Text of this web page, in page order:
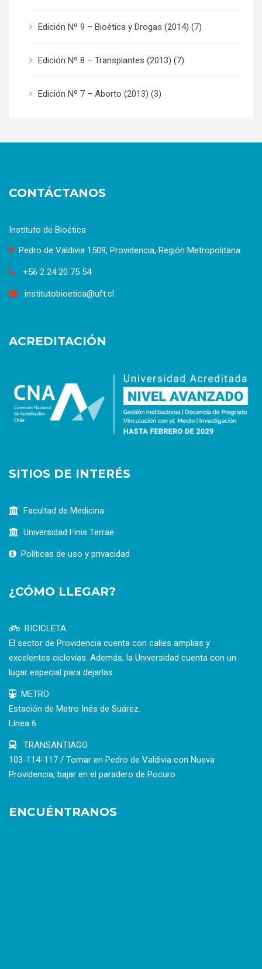
Edición Nº 9 – Bioética y Drogas (2014) (7)
Edición Nº 8 – Transplantes (2013) (7)
Edición Nº 7 – Aborto (2013) (3)
CONTÁCTANOS
Instituto de Bioética
Pedro de Valdivia 1509, Providencia, Región Metropolitana
+56 2 24 20 75 54
institutobioetica@uft.cl
ACREDITACIÓN
SITIOS DE INTERÉS
Facultad de Medicina
Universidad Finis Terrae
Políticas de uso y privacidad
¿CÓMO LLEGAR?
BICICLETA
El sector de Providencia cuenta con calles amplias y
excelentes ciclovías. Además, la Universidad cuenta con un
lugar especial para dejarlas.
METRO
Estación de Metro Inés de Suárez.
Línea 6.
TRANSANTIAGO
103-114-117 / Tomar en Pedro de Valdivia con Nueva
Providencia, bajar en el paradero de Pocuro.
ENCUÉNTRANOS